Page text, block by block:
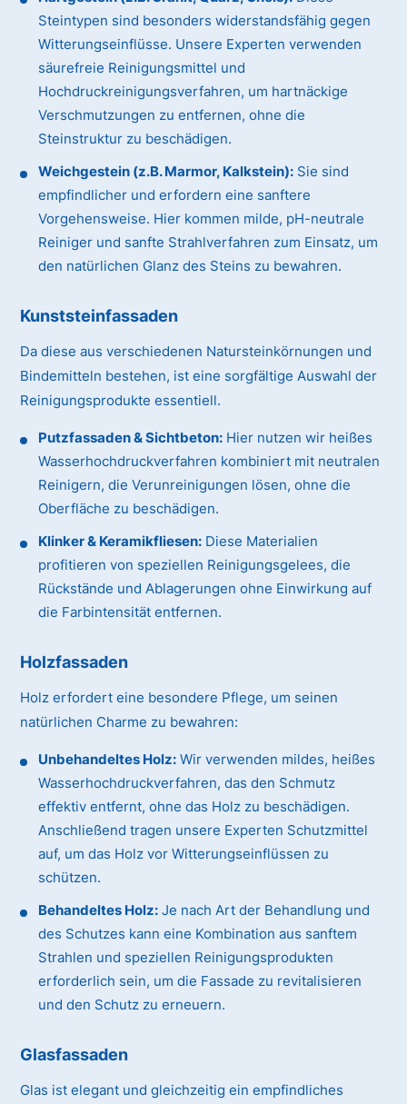
Steintypen sind besonders widerstandsfähig gegen
Witterungseinflüsse. Unsere Experten verwenden
säurefreie Reinigungsmittel und
Hochdruckreinigungsverfahren, um hartnäckige
Verschmutzungen zu entfernen, ohne die
Steinstruktur zu beschädigen.
Weichgestein (z.B. Marmor, Kalkstein): Sie sind
empfindlicher und erfordern eine sanftere
Vorgehensweise. Hier kommen milde, pH-neutrale
Reiniger und sanfte Strahlverfahren zum Einsatz, um
den natürlichen Glanz des Steins zu bewahren.
Kunststeinfassaden
Da diese aus verschiedenen Natursteinkörnungen und
Bindemitteln bestehen, ist eine sorgfältige Auswahl der
Reinigungsprodukte essentiell.
Putzfassaden & Sichtbeton: Hier nutzen wir heißes
Wasserhochdruckverfahren kombiniert mit neutralen
Reinigern, die Verunreinigungen lösen, ohne die
Oberfläche zu beschädigen.
Klinker & Keramikfliesen: Diese Materialien
profitieren von speziellen Reinigungsgelees, die
Rückstände und Ablagerungen ohne Einwirkung auf
die Farbintensität entfernen.
Holzfassaden
Holz erfordert eine besondere Pflege, um seinen
natürlichen Charme zu bewahren:
Unbehandeltes Holz: Wir verwenden mildes, heißes
Wasserhochdruckverfahren, das den Schmutz
effektiv entfernt, ohne das Holz zu beschädigen.
Anschließend tragen unsere Experten Schutzmittel
auf, um das Holz vor Witterungseinflüssen zu
schützen.
Behandeltes Holz: Je nach Art der Behandlung und
des Schutzes kann eine Kombination aus sanftem
Strahlen und speziellen Reinigungsprodukten
erforderlich sein, um die Fassade zu revitalisieren
und den Schutz zu erneuern.
Glasfassaden
Glas ist elegant und gleichzeitig ein empfindliches